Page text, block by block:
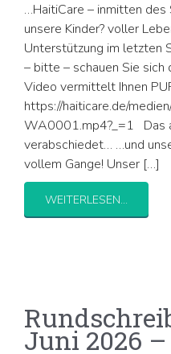
…HaitiCare – inmitten
unsere Kinder? voller
Unterstützung im
– bitte – schauen Sie sich
Video vermittelt Ihnen
https://haiticare.de/
WA0001.mp4?_=1 Das
verabschiedet… …und
vollem Gange! Unser […]
WEITERLESEN...
Juni 2026